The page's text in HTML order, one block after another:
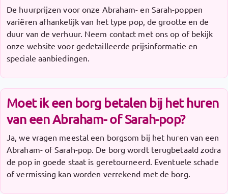
De huurprijzen voor onze Abraham- en Sarah-poppen
variëren afhankelijk van het type pop, de grootte en de
duur van de verhuur. Neem contact met ons op of bekijk
onze website voor gedetailleerde prijsinformatie en
speciale aanbiedingen.
Moet ik een borg betalen bij het huren
van een Abraham- of Sarah-pop?
Ja, we vragen meestal een borgsom bij het huren van een
Abraham- of Sarah-pop. De borg wordt terugbetaald zodra
de pop in goede staat is geretourneerd. Eventuele schade
of vermissing kan worden verrekend met de borg.